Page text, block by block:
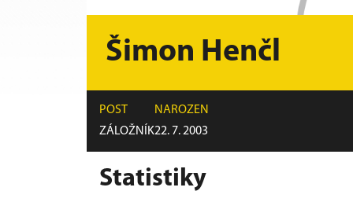
Šimon Henčl
POST
ZÁLOŽNÍK
NAROZEN
22. 7. 2003
Statistiky